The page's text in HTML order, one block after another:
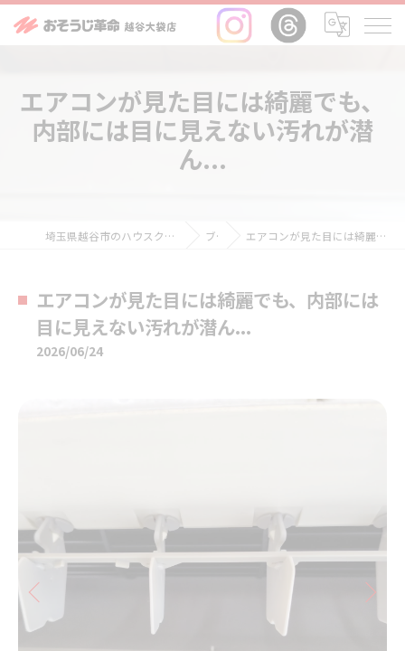
エアコンが見た目には綺麗でも、
内部には目に見えない汚れが潜
ん...
埼玉県越谷市のハウスクリーニングならおそうじ革命越谷大袋店 ブログ エアコンが見た目には綺麗でも、内部には目に見えない汚れが潜ん...
エアコンが見た目には綺麗でも、内部には
目に見えない汚れが潜ん...
2026/06/24